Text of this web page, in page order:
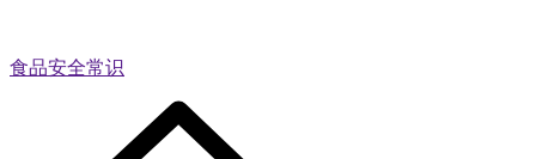
食品安全常识